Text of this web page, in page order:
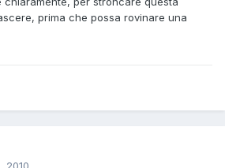
prima che possa rovinare una